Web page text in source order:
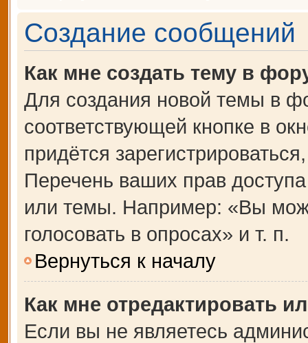
Создание сообщений
Как мне создать тему в
Для создания новой темы в
соответствующей кнопке в
придётся
Перечень ваших прав
или темы. Например: «Вы
голосовать в опросах» и т. п.
Вернуться к началу
Как мне отредактировать
Если вы не являетесь